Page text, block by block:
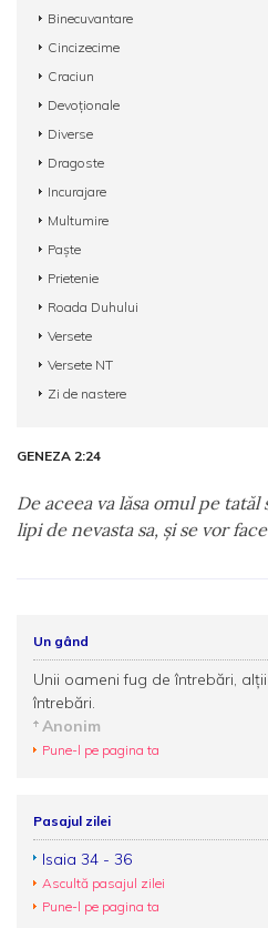
Binecuvantare
Cincizecime
Craciun
Devoționale
Diverse
Dragoste
Incurajare
Multumire
Paște
Prietenie
Roada Duhului
Versete
Versete NT
Zi de nastere
GENEZA 2:24
De aceea va lăsa omul pe tatăl
lipi de nevasta sa, şi se vor
Un gând
Unii oameni fug de întrebări,
întrebări.
Anonim
Pune-l pe pagina ta
Pasajul zilei
Isaia 34 - 36
Ascultă pasajul zilei
Pune-l pe pagina ta